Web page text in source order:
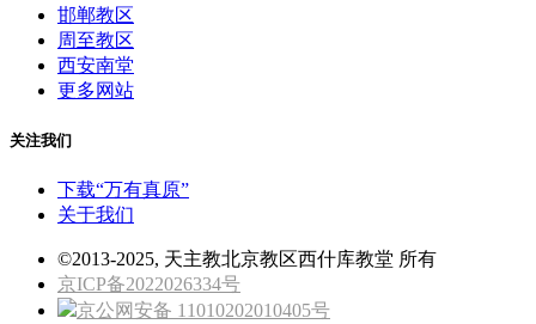
邯郸教区
周至教区
西安南堂
更多网站
关注我们
下载“万有真原”
关于我们
©2013-2025, 天主教北京教区西什库教堂 所有
京ICP备2022026334号
京公网安备 11010202010405号